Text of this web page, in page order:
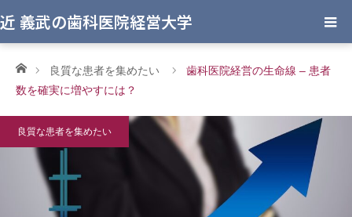
近 義武の歯科医院経営大学
ホーム良質な患者を集めたい
歯科医院経営の生命線 – 患者
数を確実に増やすには？
良質な患者を集めたい